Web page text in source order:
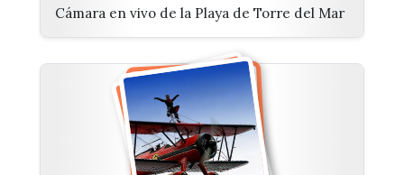
Cámara en vivo de la Playa de Torre del Mar